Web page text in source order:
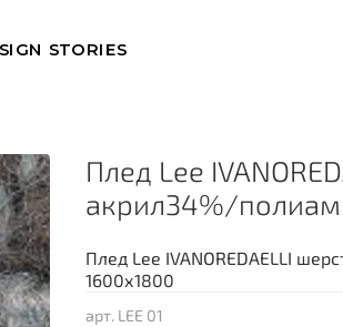
STORIES
арт. LEE 01
Плед Lee
акрил34%/
Плед Lee IVANOREDAELLI
1600х1800